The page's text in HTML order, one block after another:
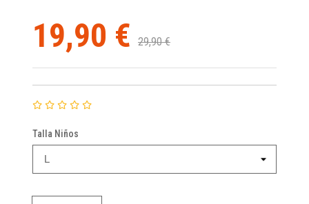
19,90 € 29,90 €
Talla Niños